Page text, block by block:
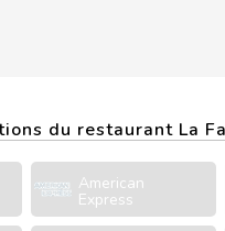
du restaurant La
American
Express